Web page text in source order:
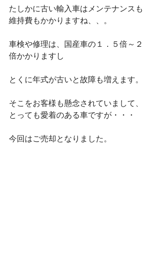
たしかに古い輸入車はメンテナンスも
維持費もかかりますね、、。
車検や修理は、国産車の１．５倍～２
倍かかりますし
とくに年式が古いと故障も増えます。
そこをお客様も懸念されていまして、
とっても愛着のある車ですが・・・
今回はご売却となりました。